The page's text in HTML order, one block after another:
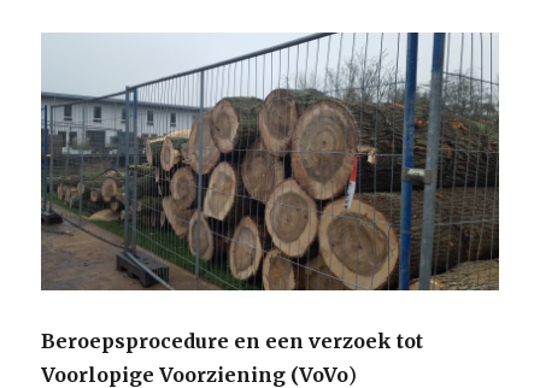
Beroepsprocedure en een verzoek tot
Voorlopige Voorziening (VoVo)